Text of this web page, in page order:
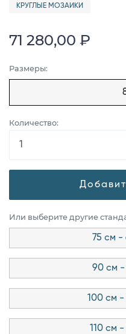
КРУГЛЫЕ МОЗАИКИ
71 280,00 ₽
Размеры:
Количество:
Или выберите другие
75 см -
90 см -
100 см -
110 см